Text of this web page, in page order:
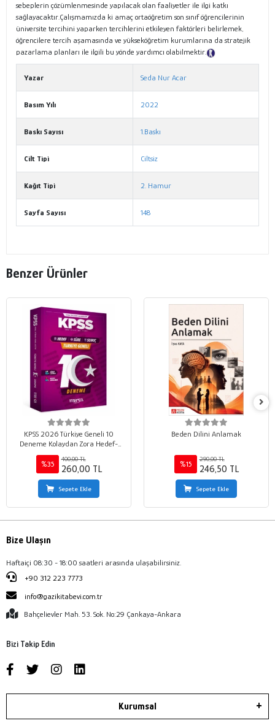
sebeplerin çözümlenmesinde yapılacak olan faaliyetler ile ilgi katkı
sağlayacaktır.Çalışmamızda ki amaç ortaöğretim son sınıf öğrencilerinin
üniversite tercihini yaparken tercihlerini etkileyen faktörleri belirlemek,
öğrencilere tercih aşamasında ve yükseköğretim kurumlarına da stratejik
pazarlama planları ile ilgili bu yönde yardımcı olabilmektir.
Yazar Seda Nur Acar
Basım Yılı 2022
Baskı Sayısı 1.Baskı
Cilt Tipi Ciltsiz
Kağıt Tipi 2. Hamur
Sayfa Sayısı 148
Benzer Ürünler
KPSS 2026 Türkiye Geneli 10
Deneme Kolaydan Zora Hedef-
Süre-Sonuç
%35
400,00 TL
260,00 TL
Sepete Ekle
Beden Dilini Anlamak
%15
290,00 TL
246,50 TL
Sepete Ekle
Bize Ulaşın
Haftaiçi 08:30 - 18:00 saatleri arasında ulaşabilirsiniz.
+90 312 223 7773
info@gazikitabevi.com.tr
Bahçelievler Mah. 53. Sok. No:29 Çankaya-Ankara
Bizi Takip Edin
Kurumsal